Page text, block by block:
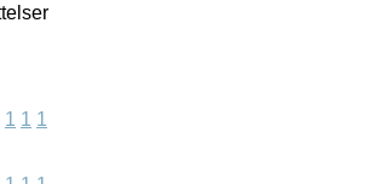
1 1 1